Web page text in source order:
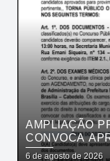
AMPLIAÇÃO
CONVOCA
PÚBLICO DA
6 de agosto de 2026